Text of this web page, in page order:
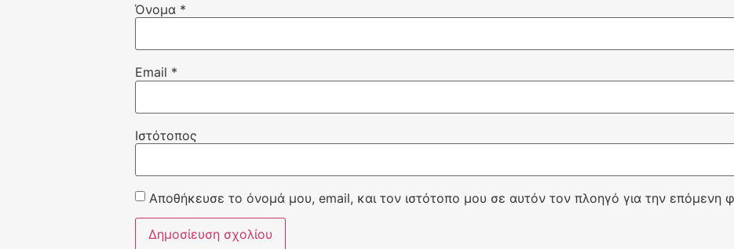
Όνομα *
Email *
Ιστότοπος
Αποθήκευσε το όνομά μου, email, και τον ιστότοπο μου σε αυτόν τον πλοηγό για την επόμενη